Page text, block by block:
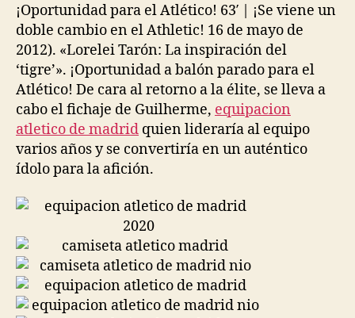
¡Oportunidad para el Atlético! 63′ | ¡Se viene un
doble cambio en el Athletic! 16 de mayo de
2012). «Lorelei Tarón: La inspiración del
‘tigre’». ¡Oportunidad a balón parado para el
Atlético! De cara al retorno a la élite, se lleva a
cabo el fichaje de Guilherme, equipacion
atletico de madrid quien lideraría al equipo
varios años y se convertiría en un auténtico
ídolo para la afición.